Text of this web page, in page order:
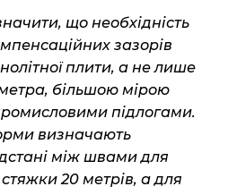
що необхідність
зазорів
плити, а не лише
більшою мірою
підлогами.
визначають
між швами для
20 метрів, а для